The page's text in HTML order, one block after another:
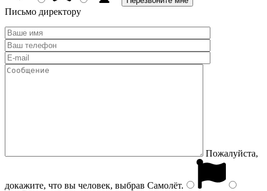
Письмо директору
Пожалуйста,
докажите, что вы человек, выбрав Самолёт.